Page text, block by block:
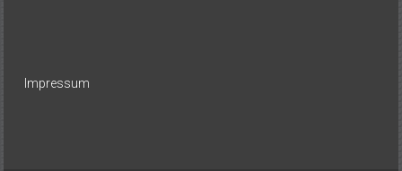
Impressum